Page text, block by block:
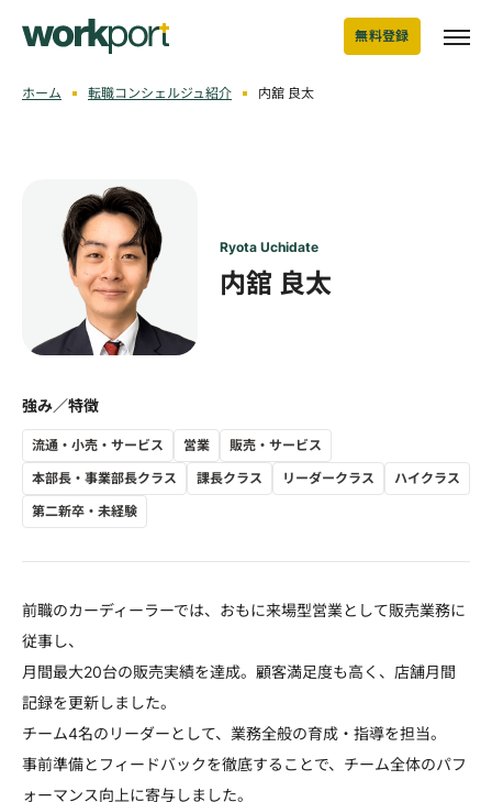
無料登録
ホーム 転職コンシェルジュ紹介 内舘 良太
Ryota Uchidate
内舘 良太
強み／特徴
流通・小売・サービス 営業
販売・サービス
本部長・事業部長クラス
課長クラス リーダークラス
ハイクラス
第二新卒・未経験
前職のカーディーラーでは、おもに来場型営業として販売業務に
従事し、
月間最大20台の販売実績を達成。顧客満足度も高く、店舗月間
記録を更新しました。
チーム4名のリーダーとして、業務全般の育成・指導を担当。
事前準備とフィードバックを徹底することで、チーム全体のパフ
ォーマンス向上に寄与しました。